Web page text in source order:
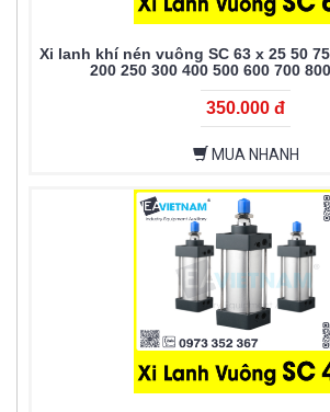
Xi lanh khí nén vuông SC 63 x 25 50
200 250 300 400 500 600 700
350.000 đ
MUA NHANH